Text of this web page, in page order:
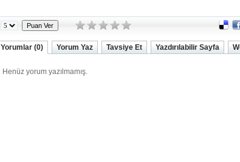
Yorumlar (0) Yorum Yaz Tavsiye Et Yazdırılabilir Sayfa